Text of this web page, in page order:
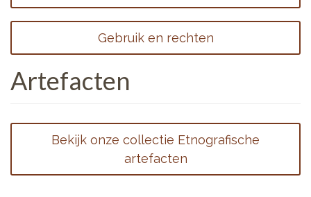
Gebruik en rechten
Artefacten
Bekijk onze collectie Etnografische
artefacten